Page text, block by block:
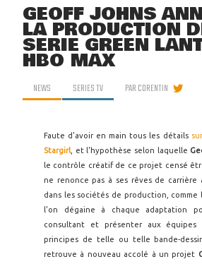
GEOFF JOHNS
LA PRODUCTION
SÉRIE GREEN
HBO MAX
NEWS SERIES TV PARCORENTIN
Faute d'avoir en main tous les détails
Stargirl , et l'hypothèse selon laquelle
le contrôle créatif de ce projet censé
ne renonce pas à ses rêves de carrière
dans les sociétés de production, comme
l'on dégaine à chaque adaptation
consultant et présenter aux équipes
principes de telle ou telle bande-
retrouve à nouveau accolé à un projet